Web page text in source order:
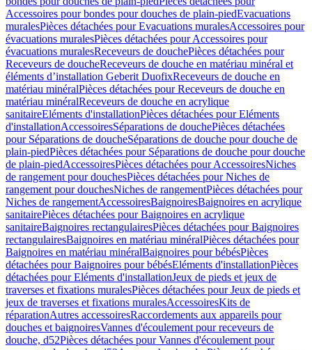
Accessoires pour bondes pour douches de plain-piedEvacuations
muralesPièces détachées pour Evacuations muralesAccessoires pour
évacuations muralesPièces détachées pour Accessoires pour
évacuations muralesReceveurs de douchePièces détachées pour
Receveurs de doucheReceveurs de douche en matériau minéral et
éléments d’installation Geberit DuofixReceveurs de douche en
matériau minéralPièces détachées pour Receveurs de douche en
matériau minéralReceveurs de douche en acrylique
sanitaireEléments d'installationPièces détachées pour Eléments
d'installationAccessoiresSéparations de douchePièces détachées
pour Séparations de doucheSéparations de douche pour douche de
plain-piedPièces détachées pour Séparations de douche pour douche
de plain-piedAccessoiresPièces détachées pour AccessoiresNiches
de rangement pour douchesPièces détachées pour Niches de
rangement pour douchesNiches de rangementPièces détachées pour
Niches de rangementAccessoiresBaignoiresBaignoires en acrylique
sanitairePièces détachées pour Baignoires en acrylique
sanitaireBaignoires rectangulairesPièces détachées pour Baignoires
rectangulairesBaignoires en matériau minéralPièces détachées pour
Baignoires en matériau minéralBaignoires pour bébésPièces
détachées pour Baignoires pour bébésEléments d'installationPièces
détachées pour Eléments d'installationJeux de pieds et jeux de
traverses et fixations muralesPièces détachées pour Jeux de pieds et
jeux de traverses et fixations muralesAccessoiresKits de
réparationAutres accessoiresRaccordements aux appareils pour
douches et baignoiresVannes d'écoulement pour receveurs de
douche, d52Pièces détachées pour Vannes d'écoulement pour